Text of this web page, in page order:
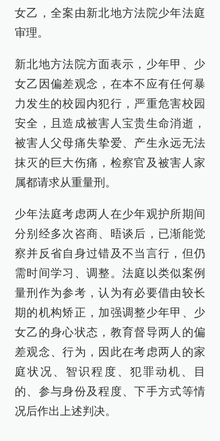
女乙，全案由新北地方法院少年法庭
审理。
新北地方法院方面表示，少年甲、少
女乙因偏差观念，在本不应有任何暴
力发生的校园内犯行，严重危害校园
安全，且造成被害人宝贵生命消逝，
被害人父母痛失挚爱、产生永远无法
抹灭的巨大伤痛，检察官及被害人家
属都请求从重量刑。
少年法庭考虑两人在少年观护所期间
分别经多次咨商、晤谈后，已渐能觉
察并反省自身过错及不当言行，但仍
需时间学习、调整。法庭以类似案例
量刑作为参考，认为有必要借由较长
期的机构矫正，加强调整少年甲、少
女乙的身心状态，教育督导两人的偏
差观念、行为，因此在考虑两人的家
庭状况、智识程度、犯罪动机、目
的、参与身份及程度、下手方式等情
况后作出上述判决。